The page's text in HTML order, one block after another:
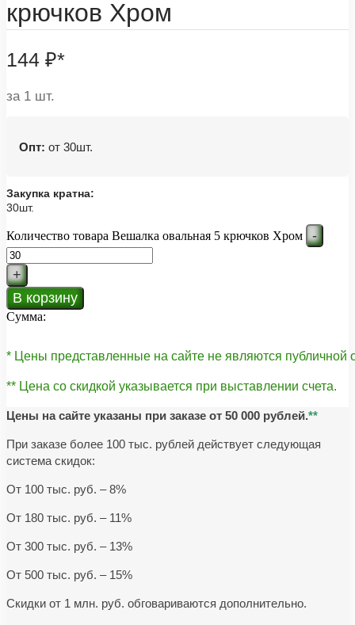
крючков Хром
144 ₽*
за 1 шт.
Опт: от 30шт.
Закупка кратна:
30шт.
Количество товара Вешалка овальная 5 крючков Хром -
+
В корзину
Сумма:
* Цены представленные на сайте не являются публичной
** Цена со скидкой указывается при выставлении счета.
Цены на сайте указаны при заказе от 50 000 рублей.**
При заказе более 100 тыс. рублей действует следующая
система скидок:
От 100 тыс. руб. – 8%
От 180 тыс. руб. – 11%
От 300 тыс. руб. – 13%
От 500 тыс. руб. – 15%
Скидки от 1 млн. руб. обговариваются дополнительно.